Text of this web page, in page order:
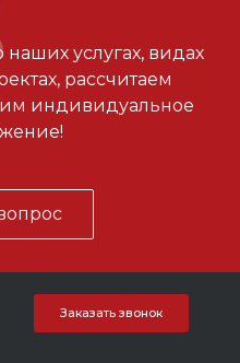
услугах, видах
рассчитаем
индивидуальное
Заказать звонок